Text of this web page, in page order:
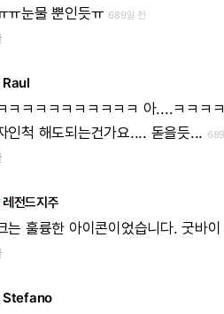
ㅠ눈물 뿐인듯ㅠ 689일 전
Raul
ㅋㅋㅋㅋㅋㅋㅋㅋㅋㅋ 아....ㅋㅋㅋㅋ
인척 해도되는건가요.... 돋을듯...
레전드지주
는 훌륭한 아이콘이었습니다. 굿바이
Stefano